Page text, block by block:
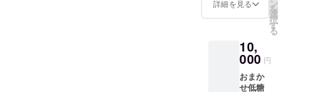
崎町389
※実施場
の交通
費は支
の負担
ト有効
11月1
日〜
2023年
7月31日
まで ※
詳細を見る ン
を
選
択
す
る
10,
000 円
おまか
せ低糖